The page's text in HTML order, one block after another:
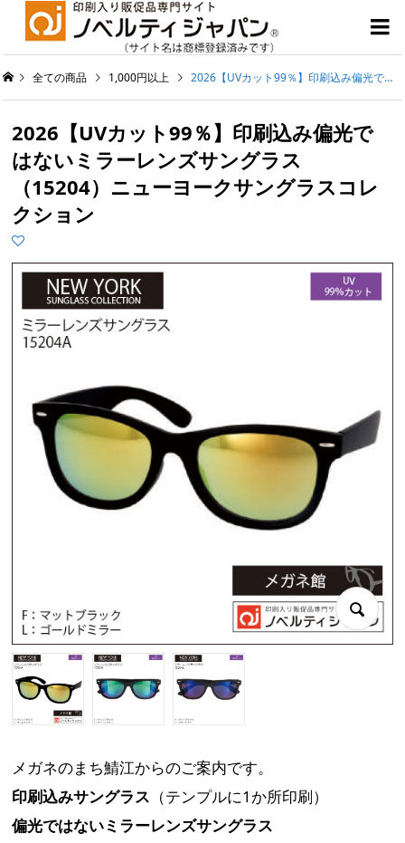

全ての商品 1,000円以上 2026【UVカット99％】印刷込み偏光ではないミラーレンズサングラス（15204）ニューヨークサングラスコレクション
2026【UVカット99％】印刷込み偏光で
はないミラーレンズサングラス
（15204）ニューヨークサングラスコレ
クション
メガネのまち鯖江からのご案内です。
印刷込みサングラス （テンプルに1か所印刷）
偏光ではないミラーレンズサングラス